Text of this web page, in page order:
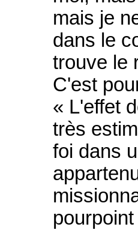
mais je
dans le
trouve le
C'est
« L'effet
très
foi dans